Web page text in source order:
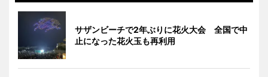
サザンビーチで2年ぶりに花火大会 全国で中
止になった花火玉も再利用